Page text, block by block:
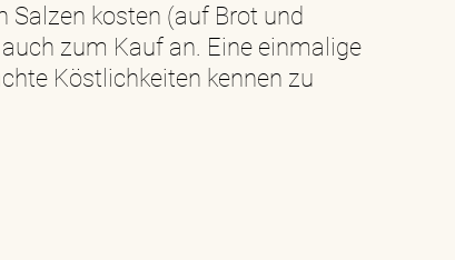
Salzen kosten (auf Brot und
zum Kauf an. Eine einmalige
Köstlichkeiten kennen zu